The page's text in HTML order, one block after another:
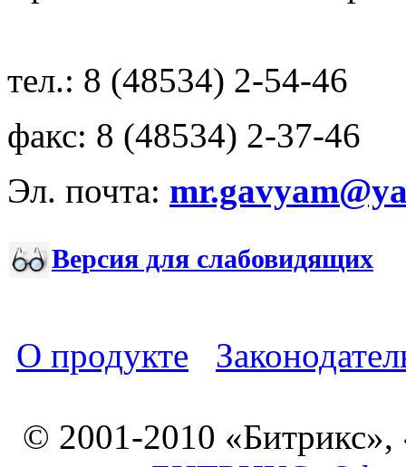
тел.: 8 (48534) 2-54-46
факс: 8 (48534) 2-37-46
Эл. почта:
Версия для слабовидящих
О продукте
© 2001-2010 «Битрикс»,